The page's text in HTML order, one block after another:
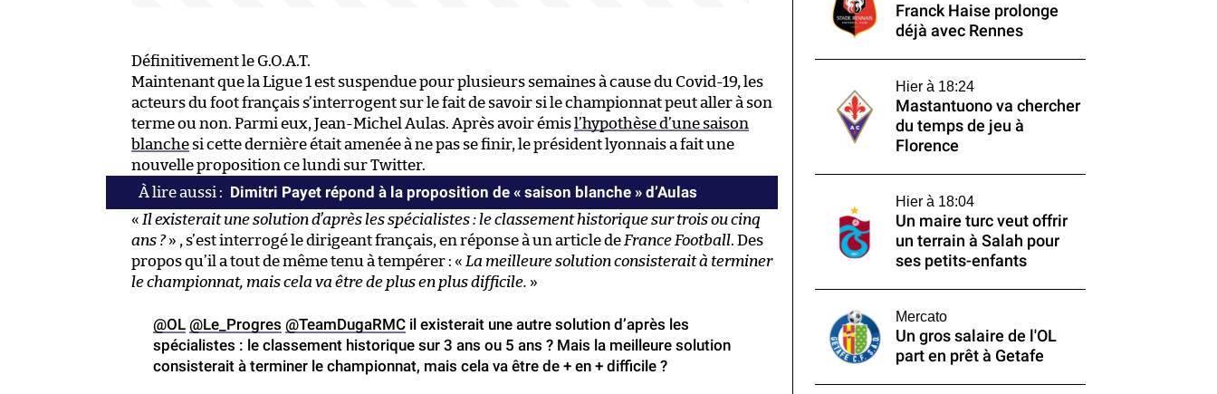
Définitivement le G.O.A.T.
Maintenant que la Ligue 1 est suspendue pour plusieurs semaines à cause du Covid-19, les
acteurs du foot français s’interrogent sur le fait de savoir si le championnat peut aller à son
terme ou non. Parmi eux, Jean-Michel Aulas. Après avoir émis l’hypothèse d’une saison
blanche si cette dernière était amenée à ne pas se finir, le président lyonnais a fait une
nouvelle proposition ce lundi sur Twitter.
Dimitri Payet répond à la proposition de « saison blanche » d’Aulas
« Il existerait une solution d’après les spécialistes : le classement historique sur trois ou cinq
ans ?» , s’est interrogé le dirigeant français, en réponse à un article de France Football. Des
propos qu’il a tout de même tenu à tempérer : « La meilleure solution consisterait à terminer
le championnat, mais cela va être de plus en plus difficile. »
@OL @Le_Progres @TeamDugaRMC il existerait une autre solution d’après les
spécialistes : le classement historique sur 3 ans ou 5 ans ? Mais la meilleure solution
consisterait à terminer le championnat, mais cela va être de + en + difficile ?
Franck Haise prolonge
déjà avec Rennes
Hier à 18:24
Mastantuono va chercher
du temps de jeu à
Florence
Hier à 18:04
Un maire turc veut offrir
un terrain à Salah pour
ses petits-enfants
Mercato
Un gros salaire de l'OL
part en prêt à Getafe